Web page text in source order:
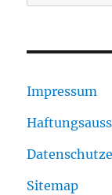
Impressum
Sitemap